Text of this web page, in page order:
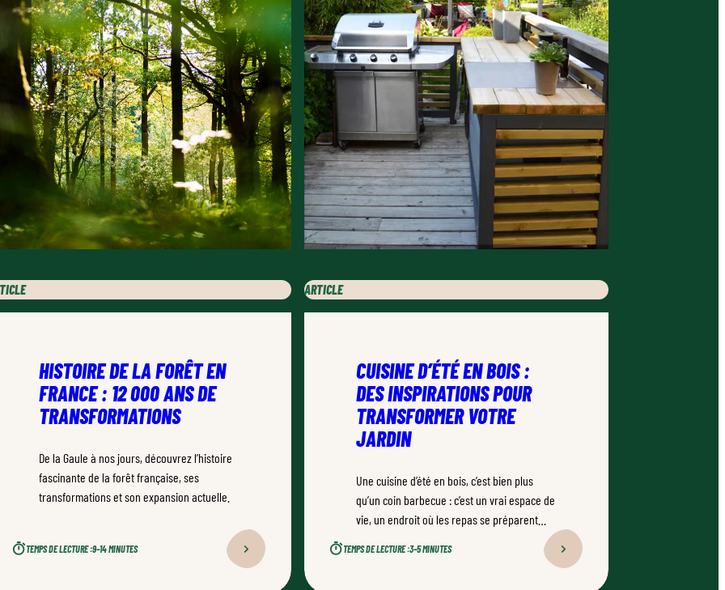
HISTOIRE DE LA FORÊT EN
FRANCE : 12 000 ANS DE
TRANSFORMATIONS
De la Gaule à nos jours, découvrez l’histoire
fascinante de la forêt française, ses
transformations et son expansion actuelle.
TEMPS DE LECTURE :9–14 MINUTES
ARTICLE
CUISINE D’ÉTÉ EN BOIS :
DES INSPIRATIONS POUR
TRANSFORMER VOTRE
JARDIN
Une cuisine d’été en bois, c’est bien plus
qu’un coin barbecue : c’est un vrai espace de
vie, un endroit où les repas se préparent
naturellement. Bien conçu, bien réalisé par
TEMPS DE LECTURE :3–5 MINUTES